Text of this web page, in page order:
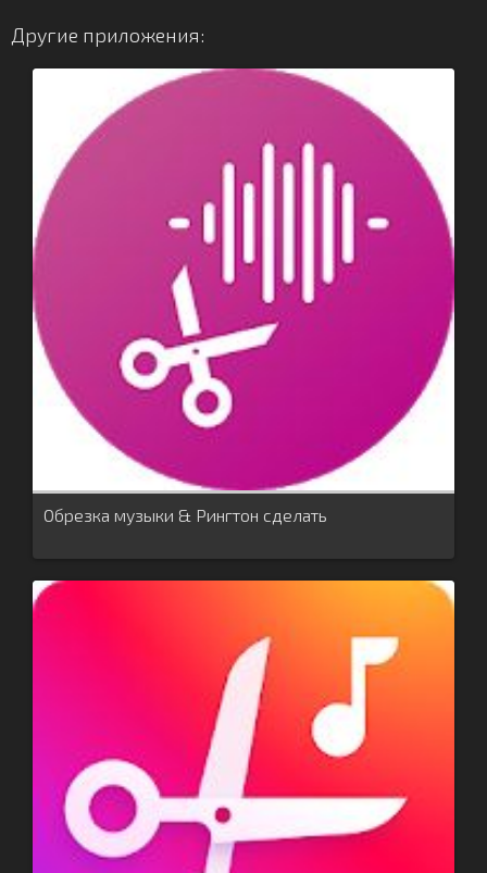
Другие приложения:
Обрезка музыки & Рингтон сделать